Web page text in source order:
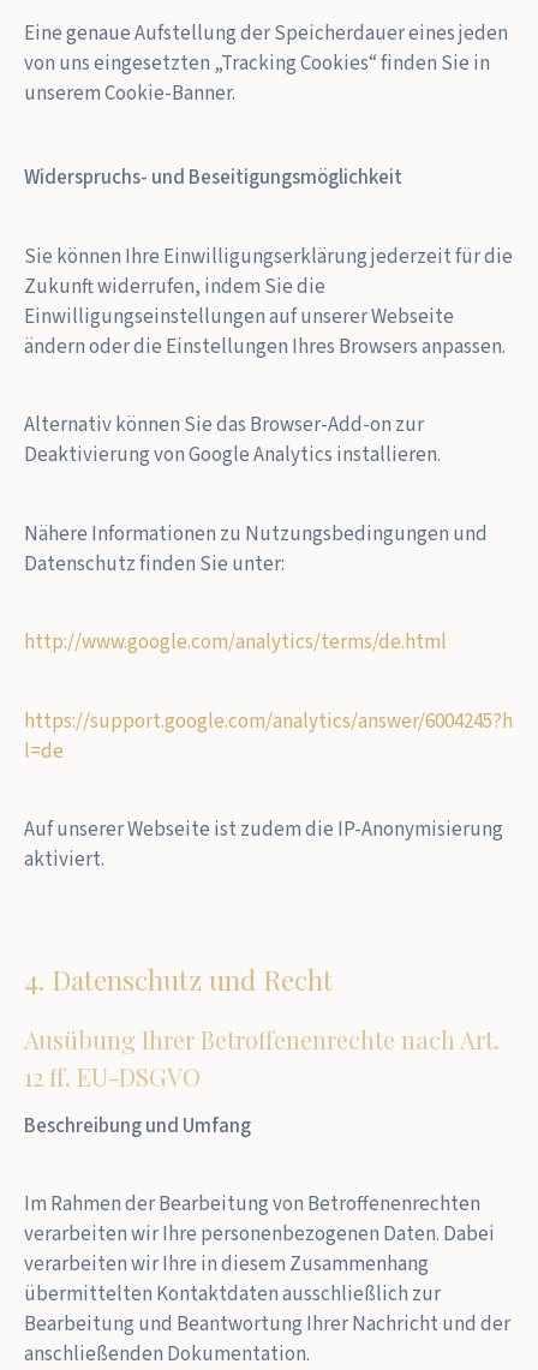
Eine genaue Aufstellung der Speicherdauer eines jeden
von uns eingesetzten „Tracking Cookies“ finden Sie in
unserem Cookie-Banner.
Widerspruchs- und Beseitigungsmöglichkeit
Sie können Ihre Einwilligungserklärung jederzeit für die
Zukunft widerrufen, indem Sie die
Einwilligungseinstellungen auf unserer Webseite
ändern oder die Einstellungen Ihres Browsers anpassen.
Alternativ können Sie das Browser-Add-on zur
Deaktivierung von Google Analytics installieren.
Nähere Informationen zu Nutzungsbedingungen und
Datenschutz finden Sie unter:
http://www.google.com/analytics/terms/de.html
https://support.google.com/analytics/answer/6004245?h
l=de
Auf unserer Webseite ist zudem die IP-Anonymisierung
aktiviert.
4. Datenschutz und Recht
Ausübung Ihrer Betroffenenrechte nach Art.
12 ff. EU-DSGVO
Beschreibung und Umfang
Im Rahmen der Bearbeitung von Betroffenenrechten
verarbeiten wir Ihre personenbezogenen Daten. Dabei
verarbeiten wir Ihre in diesem Zusammenhang
übermittelten Kontaktdaten ausschließlich zur
Bearbeitung und Beantwortung Ihrer Nachricht und der
anschließenden Dokumentation.